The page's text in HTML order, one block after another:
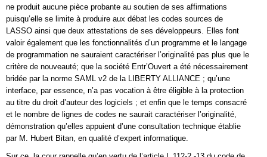
ne produit aucune pièce probante au soutien de ses affirmations
puisqu’elle se limite à produire aux débat les codes sources de
LASSO ainsi que deux attestations de ses développeurs. Elles font
valoir également que les fonctionnalités d’un programme et le langage
de programmation ne sauraient caractériser l’originalité pas plus que le
critère de nouveauté; que la société Entr’Ouvert a été nécessairement
bridée par la norme SAML v2 de la LIBERTY ALLIANCE ; qu’une
interface, par essence, n’a pas vocation à être éligible à la protection
au titre du droit d’auteur des logiciels ; et enfin que le temps consacré
et le nombre de lignes de codes ne saurait caractériser l’originalité,
démonstration qu’elles appuient d’une consultation technique établie
par M. Hubert Bitan, en qualité d’expert informatique.